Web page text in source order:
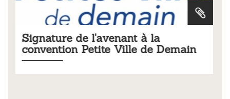
Demain
Tarifs 2026 des services
municipaux